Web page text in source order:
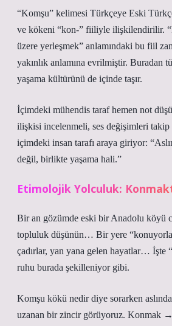
“Komşu” kelimesi Türkçeye Eski
ve kökeni “kon-” fiiliyle ilişkilendirilir.
üzere yerleşmek” anlamındaki bu fiil
yakınlık anlamına evrilmiştir. Buradan
yaşama kültürünü de içinde taşır.
İçimdeki mühendis taraf hemen not
ilişkisi incelenmeli, ses değişimleri
içimdeki insan tarafı araya giriyor:
değil, birlikte yaşama hali.”
Etimolojik Yolculuk:
Bir an gözümde eski bir Anadolu köyü
topluluk düşünün… Bir yere
çadırlar, yan yana gelen hayatlar… İşte
ruhu burada şekilleniyor gibi.
Komşu kökü nedir diye sorarken
uzanan bir zincir görüyoruz. Konmak